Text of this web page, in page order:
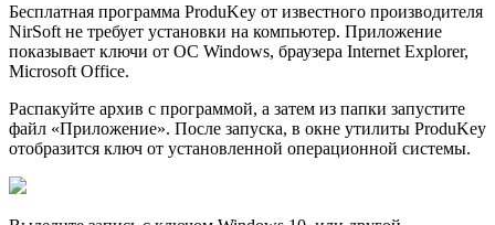
Бесплатная программа ProduKey от известного производителя
NirSoft не требует установки на компьютер. Приложение
показывает ключи от ОС Windows, браузера Internet Explorer,
Microsoft Office.
Распакуйте архив с программой, а затем из папки запустите
файл «Приложение». После запуска, в окне утилиты ProduKey
отобразится ключ от установленной операционной системы.